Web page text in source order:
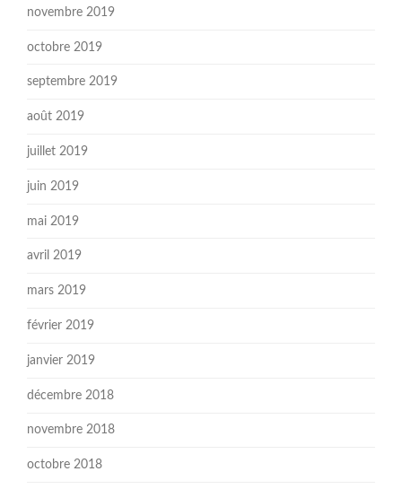
novembre 2019
octobre 2019
septembre 2019
août 2019
juillet 2019
juin 2019
mai 2019
avril 2019
mars 2019
février 2019
janvier 2019
décembre 2018
novembre 2018
octobre 2018